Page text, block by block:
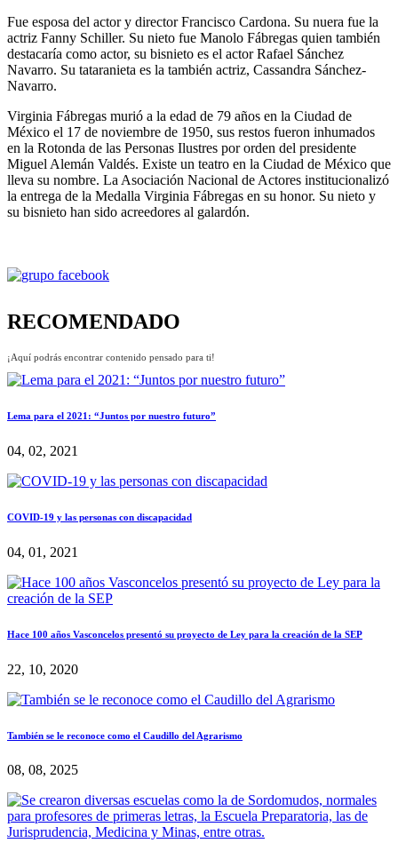
Fue esposa del actor y director Francisco Cardona. Su nuera fue la
actriz Fanny Schiller. Su nieto fue Manolo Fábregas quien también
destacaría como actor, su bisnieto es el actor Rafael Sánchez
Navarro. Su tataranieta es la también actriz, Cassandra Sánchez-
Navarro.
Virginia Fábregas murió a la edad de 79 años en la Ciudad de
México el 17 de noviembre de 1950, sus restos fueron inhumados
en la Rotonda de las Personas Ilustres por orden del presidente
Miguel Alemán Valdés. Existe un teatro en la Ciudad de México que
lleva su nombre. La Asociación Nacional de Actores institucionalizó
la entrega de la Medalla Virginia Fábregas en su honor. Su nieto y
su bisnieto han sido acreedores al galardón.
RECOMENDADO
¡Aquí podrás encontrar contenido pensado para ti!
Lema para el 2021: “Juntos por nuestro futuro”
04, 02, 2021
COVID-19 y las personas con discapacidad
04, 01, 2021
Hace 100 años Vasconcelos presentó su proyecto de Ley para la creación de la SEP
22, 10, 2020
También se le reconoce como el Caudillo del Agrarismo
08, 08, 2025